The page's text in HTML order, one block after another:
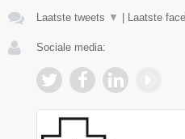
Laatste tweets ▼ | Laatste
Sociale media: